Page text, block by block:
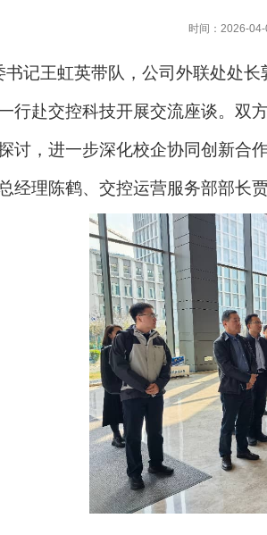
时间：2026-04-
记王虹英带队，公司外联处处
行赴交控科技开展交流座谈。双
讨，进一步深化校企协同创新合
经理陈鹤、交控运营服务部部长